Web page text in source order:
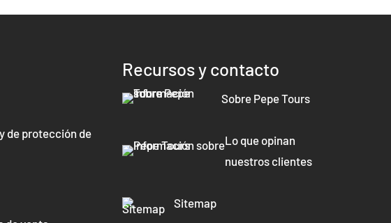
de protección de
Recursos y contacto
Sobre Pepe Tours
Lo que opinan
nuestros clientes
Sitemap